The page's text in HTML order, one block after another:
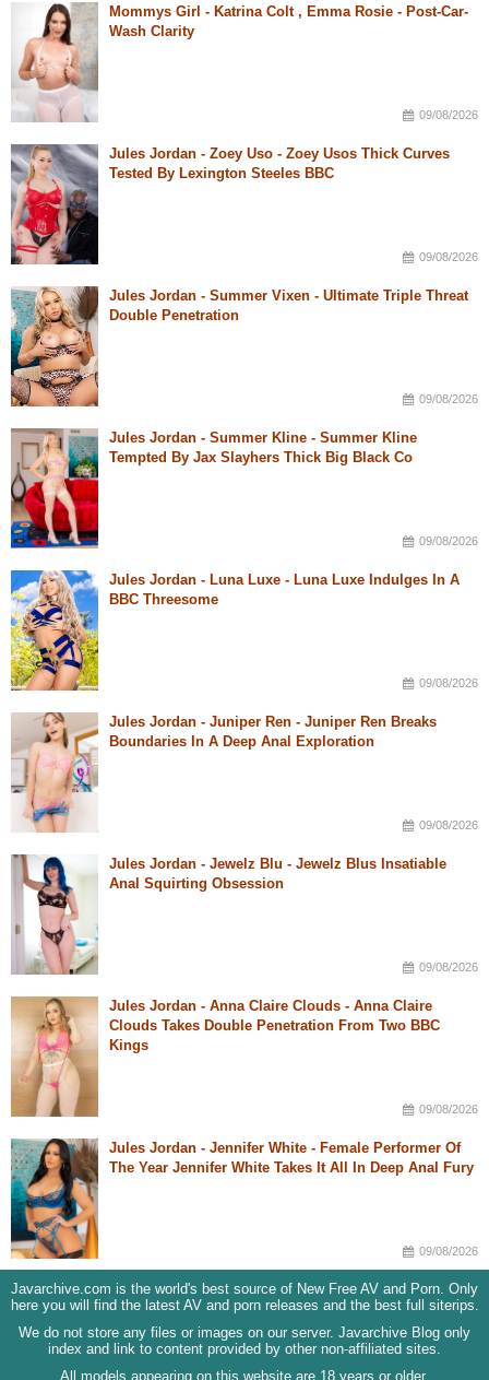
Mommys Girl - Katrina Colt , Emma Rosie - Post-Car-
Wash Clarity
09/08/2026
Jules Jordan - Zoey Uso - Zoey Usos Thick Curves
Tested By Lexington Steeles BBC
09/08/2026
Jules Jordan - Summer Vixen - Ultimate Triple Threat
Double Penetration
09/08/2026
Jules Jordan - Summer Kline - Summer Kline
Tempted By Jax Slayhers Thick Big Black Co
09/08/2026
Jules Jordan - Luna Luxe - Luna Luxe Indulges In A
BBC Threesome
09/08/2026
Jules Jordan - Juniper Ren - Juniper Ren Breaks
Boundaries In A Deep Anal Exploration
09/08/2026
Jules Jordan - Jewelz Blu - Jewelz Blus Insatiable
Anal Squirting Obsession
09/08/2026
Jules Jordan - Anna Claire Clouds - Anna Claire
Clouds Takes Double Penetration From Two BBC
Kings
09/08/2026
Jules Jordan - Jennifer White - Female Performer Of
The Year Jennifer White Takes It All In Deep Anal Fury
09/08/2026
Javarchive.com is the world's best source of New Free AV and Porn. Only
here you will find the latest AV and porn releases and the best full siterips.
We do not store any files or images on our server. Javarchive Blog only
index and link to content provided by other non-affiliated sites.
All models appearing on this website are 18 years or older.